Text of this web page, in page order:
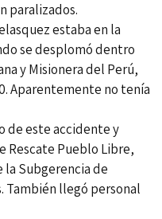
paralizados.
estaba en la
se desplomó dentro
y Misionera del Perú,
Aparentemente no tenía
de este accidente y
Rescate Pueblo Libre,
Subgerencia de
También llegó personal